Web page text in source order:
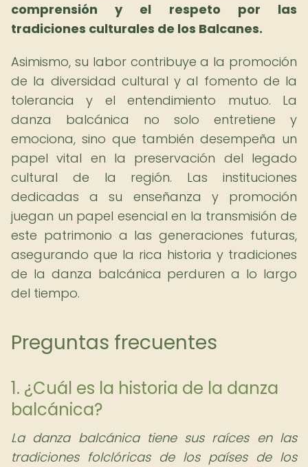
comprensión y el respeto por las
tradiciones culturales de los Balcanes.
Asimismo, su labor contribuye a la promoción
de la diversidad cultural y al fomento de la
tolerancia y el entendimiento mutuo. La
danza balcánica no solo entretiene y
emociona, sino que también desempeña un
papel vital en la preservación del legado
cultural de la región. Las instituciones
dedicadas a su enseñanza y promoción
juegan un papel esencial en la transmisión de
este patrimonio a las generaciones futuras,
asegurando que la rica historia y tradiciones
de la danza balcánica perduren a lo largo
del tiempo.
Preguntas frecuentes
1. ¿Cuál es la historia de la danza
balcánica?
La danza balcánica tiene sus raíces en las
tradiciones folclóricas de los países de los